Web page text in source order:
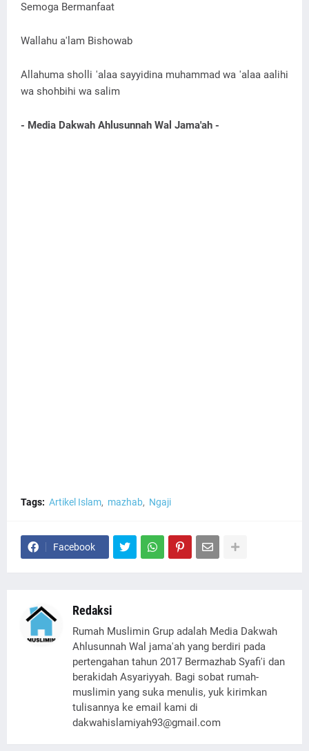
Semoga Bermanfaat
Wallahu a'lam Bishowab
Allahuma sholli 'alaa sayyidina muhammad wa 'alaa aalihi
wa shohbihi wa salim
- Media Dakwah Ahlusunnah Wal Jama'ah -
Tags: Artikel Islam mazhab Ngaji
Facebook
Redaksi
Rumah Muslimin Grup adalah Media Dakwah
Ahlusunnah Wal jama'ah yang berdiri pada
pertengahan tahun 2017 Bermazhab Syafi'i dan
berakidah Asyariyyah. Bagi sobat rumah-
muslimin yang suka menulis, yuk kirimkan
tulisannya ke email kami di
dakwahislamiyah93@gmail.com